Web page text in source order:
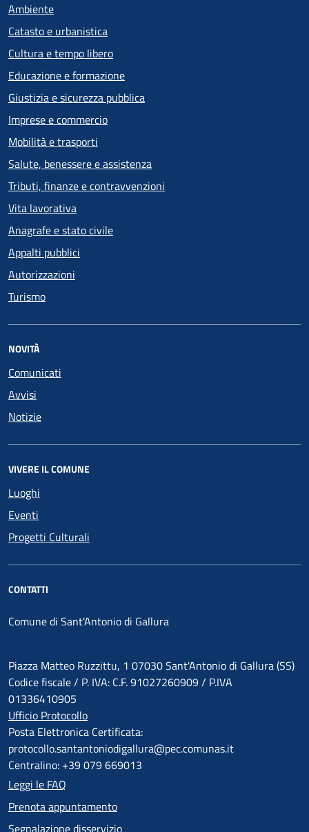
Ambiente
Catasto e urbanistica
Cultura e tempo libero
Educazione e formazione
Giustizia e sicurezza pubblica
Imprese e commercio
Mobilità e trasporti
Salute, benessere e assistenza
Tributi, finanze e contravvenzioni
Vita lavorativa
Anagrafe e stato civile
Appalti pubblici
Autorizzazioni
Turismo
NOVITÀ
Comunicati
Avvisi
Notizie
VIVERE IL COMUNE
Luoghi
Eventi
Progetti Culturali
CONTATTI
Comune di Sant'Antonio di Gallura
Piazza Matteo Ruzzittu, 1 07030 Sant'Antonio di Gallura (SS)
Codice fiscale / P. IVA: C.F. 91027260909 / P.IVA
01336410905
Ufficio Protocollo
Posta Elettronica Certificata:
protocollo.santantoniodigallura@pec.comunas.it
Centralino: +39 079 669013
Leggi le FAQ
Prenota appuntamento
Segnalazione disservizio